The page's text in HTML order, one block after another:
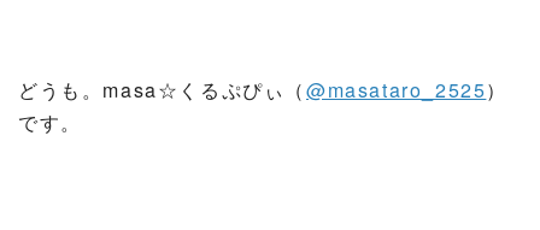
どうも。masa☆くるぷぴぃ（@masataro_2525）
です。